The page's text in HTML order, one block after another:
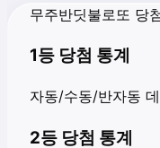
무주반딧불로또 당
1등 당첨 통계
자동/수동/반자동
2등 당첨 통계